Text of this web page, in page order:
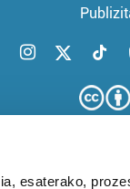
esaterako,